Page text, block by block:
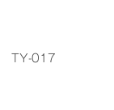
TY-017